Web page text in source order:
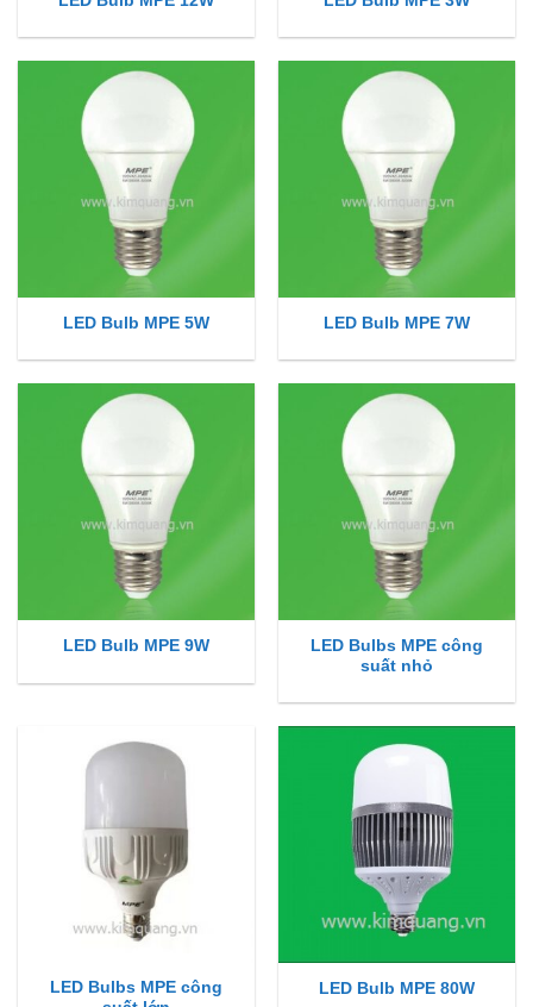
LED Bulb MPE 5W LED Bulb MPE 7W
LED Bulb MPE 9W
LED Bulbs MPE công
suất nhỏ
LED Bulbs MPE công
LED Bulb MPE 80W